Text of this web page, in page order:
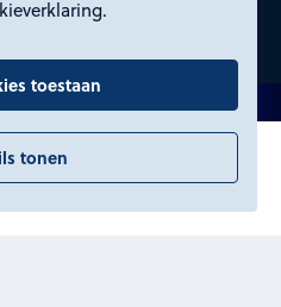
toestaan
tonenPrivacyverklaring